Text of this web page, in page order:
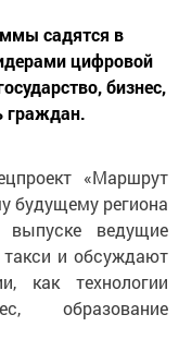
садятся в
цифровой
бизнес,
граждан.
«Маршрут
будущему региона
ведущие
и обсуждают
как технологии
образование